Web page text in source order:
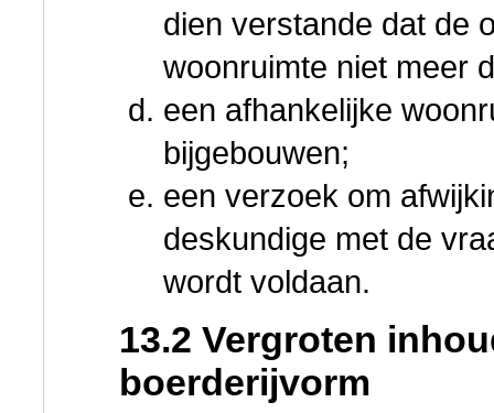
dien verstande dat de
woonruimte niet meer
een afhankelijke
bijgebouwen;
een verzoek om
deskundige met de
wordt voldaan.
13.2 Vergroten
boerderijvorm